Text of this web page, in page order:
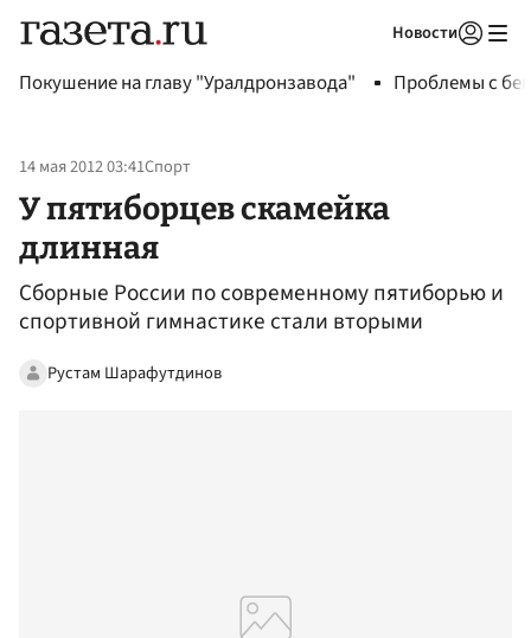
Новости
Покушение на главу "Уралдронзавода" Проблемы с
14 мая 2012 03:41Спорт
У пятиборцев скамейка
длинная
Сборные России по современному пятиборью и
спортивной гимнастике стали вторыми
Рустам Шарафутдинов